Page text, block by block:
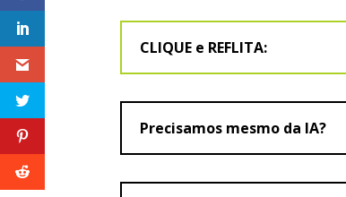
CLIQUE e REFLITA:
Precisamos mesmo da IA?